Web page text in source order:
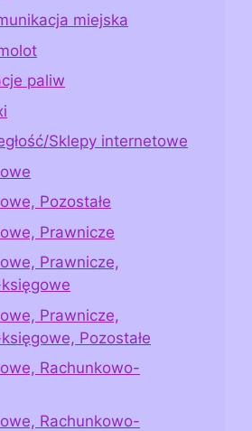
miejska
paliw
Sklepy internetowe
Pozostałe
Prawnicze
Prawnicze,
Prawnicze,
Pozostałe
Rachunkowo-
Rachunkowo-